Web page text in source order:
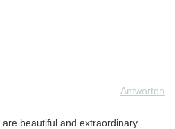
Antworten
beautiful and extraordinary.